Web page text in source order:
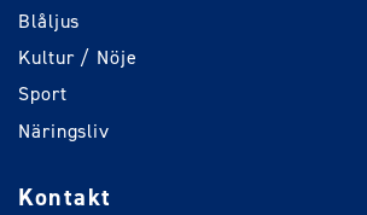
Blåljus
Kultur / Nöje
Sport
Näringsliv
Kontakt